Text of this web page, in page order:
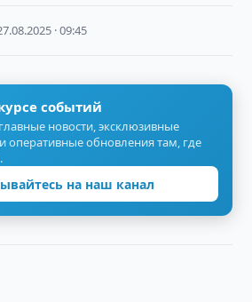
· 09:45
событий
новости, эксклюзивные
оперативные обновления там, где
на наш канал